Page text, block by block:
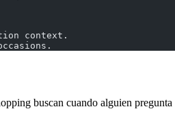
context.
buscan cuando alguien pregunta